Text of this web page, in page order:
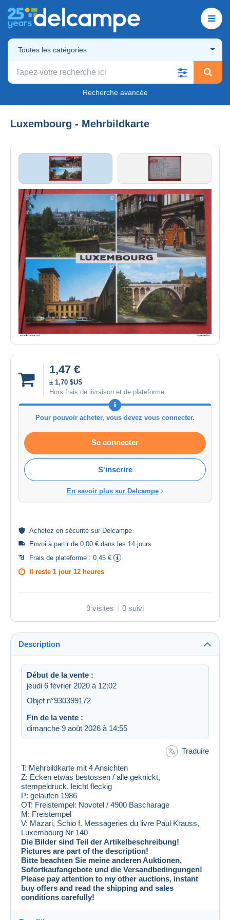
Toutes les catégories
Recherche avancée
Luxembourg - Mehrbildkarte
1,47 €
± 1,70 $US
Hors frais de livraison et de plateforme
Pour pouvoir acheter, vous devez vous connecter.
Se connecter
S'inscrire
En savoir plus sur Delcampe
Achetez en sécurité sur Delcampe
Envoi à partir de 0,00 € dans les 14 jours
Frais de plateforme : 0,45 €
Il reste 1 jour 12 heures
9 visites 0 suivi
Description
Début de la vente :
jeudi 6 février 2020 à 12:02
Objet n°930399172
Fin de la vente :
dimanche 9 août 2026 à 14:55
Traduire
T: Mehrbildkarte mit 4 Ansichten
Z: Ecken etwas bestossen / alle geknickt,
stempeldruck, leicht fleckig
P: gelaufen 1986
OT: Freistempel: Novotel / 4900 Bascharage
M: Freistempel
V: Mazari, Schio f. Messageries du livre Paul Krauss,
Luxembourg Nr 140
Die Bilder sind Teil der Artikelbeschreibung!
Pictures are part of the description!
Bitte beachten Sie meine anderen Auktionen,
Sofortkaufangebote und die Versandbedingungen!
Please pay attention to my other auctions, instant
buy offers and read the shipping and sales
conditions carefully!